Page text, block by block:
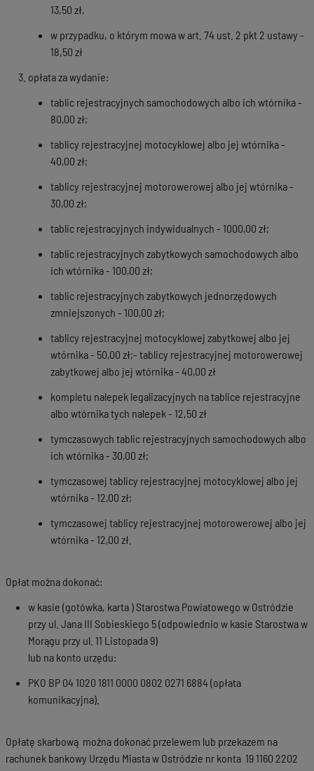
13,50 zł,
w przypadku, o którym mowa w art. 74 ust. 2 pkt 2 ustawy -
18,50 zł
opłata za wydanie:
tablic rejestracyjnych samochodowych albo ich wtórnika -
80,00 zł;
tablicy rejestracyjnej motocyklowej albo jej wtórnika -
40,00 zł;
tablicy rejestracyjnej motorowerowej albo jej wtórnika -
30,00 zł;
tablic rejestracyjnych indywidualnych - 1000,00 zł;
tablic rejestracyjnych zabytkowych samochodowych albo
ich wtórnika - 100,00 zł;
tablic rejestracyjnych zabytkowych jednorzędowych
zmniejszonych - 100,00 zł;
tablicy rejestracyjnej motocyklowej zabytkowej albo jej
wtórnika - 50,00 zł;- tablicy rejestracyjnej motorowerowej
zabytkowej albo jej wtórnika - 40,00 zł
kompletu nalepek legalizacyjnych na tablice rejestracyjne
albo wtórnika tych nalepek - 12,50 zł
tymczasowych tablic rejestracyjnych samochodowych albo
ich wtórnika - 30,00 zł;
tymczasowej tablicy rejestracyjnej motocyklowej albo jej
wtórnika - 12,00 zł;
tymczasowej tablicy rejestracyjnej motorowerowej albo jej
wtórnika - 12,00 zł.
Opłat można dokonać:
w kasie (gotówka, karta ) Starostwa Powiatowego w Ostródzie
przy ul. Jana III Sobieskiego 5 (odpowiednio w kasie Starostwa w
Morągu przy ul. 11 Listopada 9)
lub na konto urzędu:
PKO BP 04 1020 1811 0000 0802 0271 6884 (opłata
komunikacyjna).
Opłatę skarbową można dokonać przelewem lub przekazem na
rachunek bankowy Urzędu Miasta w Ostródzie nr konta 19 1160 2202